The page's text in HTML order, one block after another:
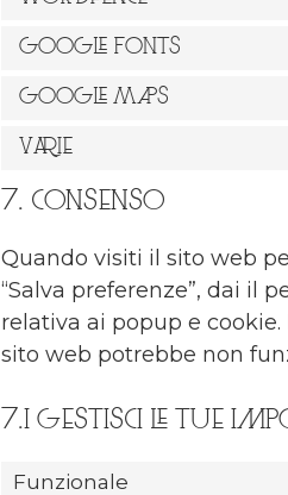
Google Fonts
Google Maps
Varie
7. Consenso
Quando visiti il sito web
“Salva preferenze”, dai il
relativa ai popup e
sito web potrebbe non
7.1 Gestisci le tue
Funzionale